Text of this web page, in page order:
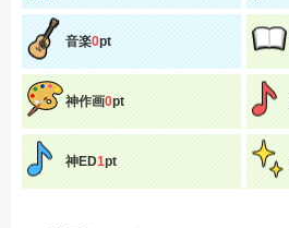
音楽0pt
神作画0pt
神ED1pt